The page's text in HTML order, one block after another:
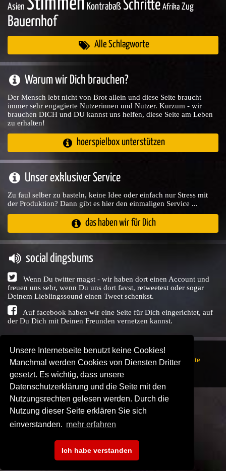
Unsere Internetseite benutzt keine Cookies!
Manchmal werden Cookies von Diensten Dritter
gesetzt. Es wichtig, dass unsere
Datenschutzerklärung und die Seite mit den
Nutzungsrechten gelesen werden. Durch die
Nutzung dieser Seite erklären Sie sich
einverstanden. mehr erfahren
Ich habe verstanden
Asien Kontrabaß Schritte Afrika Zug
Bauernhof
Alle Schlagworte
Warum wir Dich brauchen?
Der Mensch lebt nicht von Brot allein und diese Seite braucht
immer sehr engagierte Nutzerinnen und Nutzer. Kurzum - wir
brauchen DICH und DU kannst uns helfen, diese Seite am Leben
zu erhalten!
hoerspielbox unterstützen
Unser exklusiver Service
Zu faul selber zu basteln, keine Idee oder einfach nur Stress mit
der Produktion? Dann gibt es hier den einmaligen Service ...
das haben wir für Dich
social dingsbums
Wenn Du twitter magst - wir haben dort einen Account und
freuen uns sehr, wenn Du uns dort favst, retweetest oder sogar
Deinem Lieblingssound einen Tweet schenkst.
Auf facebook haben wir eine Seite für Dich eingerichtet, auf
der Du Dich mit Deinen Freunden vernetzen kannst.
Copyright © Audio Union GbR, 1999 - 2026,Nutzungsrechte
SENDEPLATZ↗